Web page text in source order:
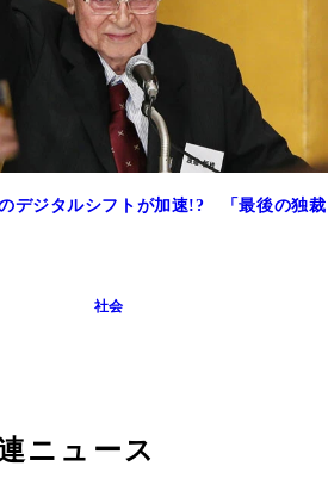
デジタルシフトが加速!? 「最後の独裁
社会
ニュース